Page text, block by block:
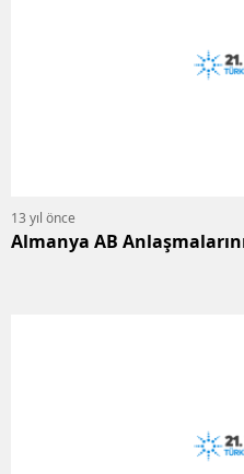
13 yıl önce
Almanya AB